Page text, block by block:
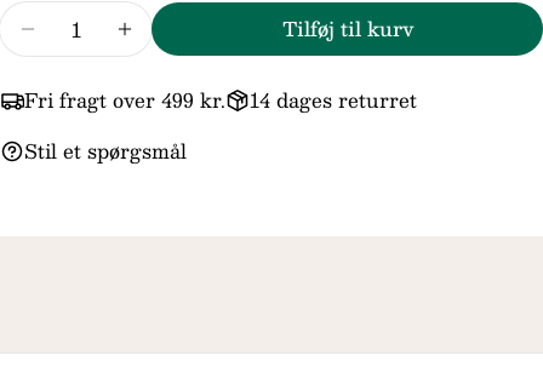
Reducer mængden for Trollbeads/
Forøg mængden for Trollbeads/
Tilføj til kurv
Fri fragt over 499 kr.
14 dages returret
Stil et spørgsmål